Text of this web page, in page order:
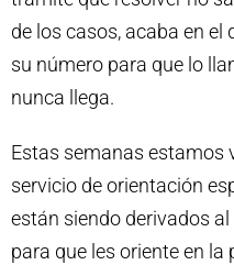
de los casos, acaba en
su número para que lo
nunca llega.
Estas semanas estamos
servicio de orientación
están siendo derivados
para que les oriente en